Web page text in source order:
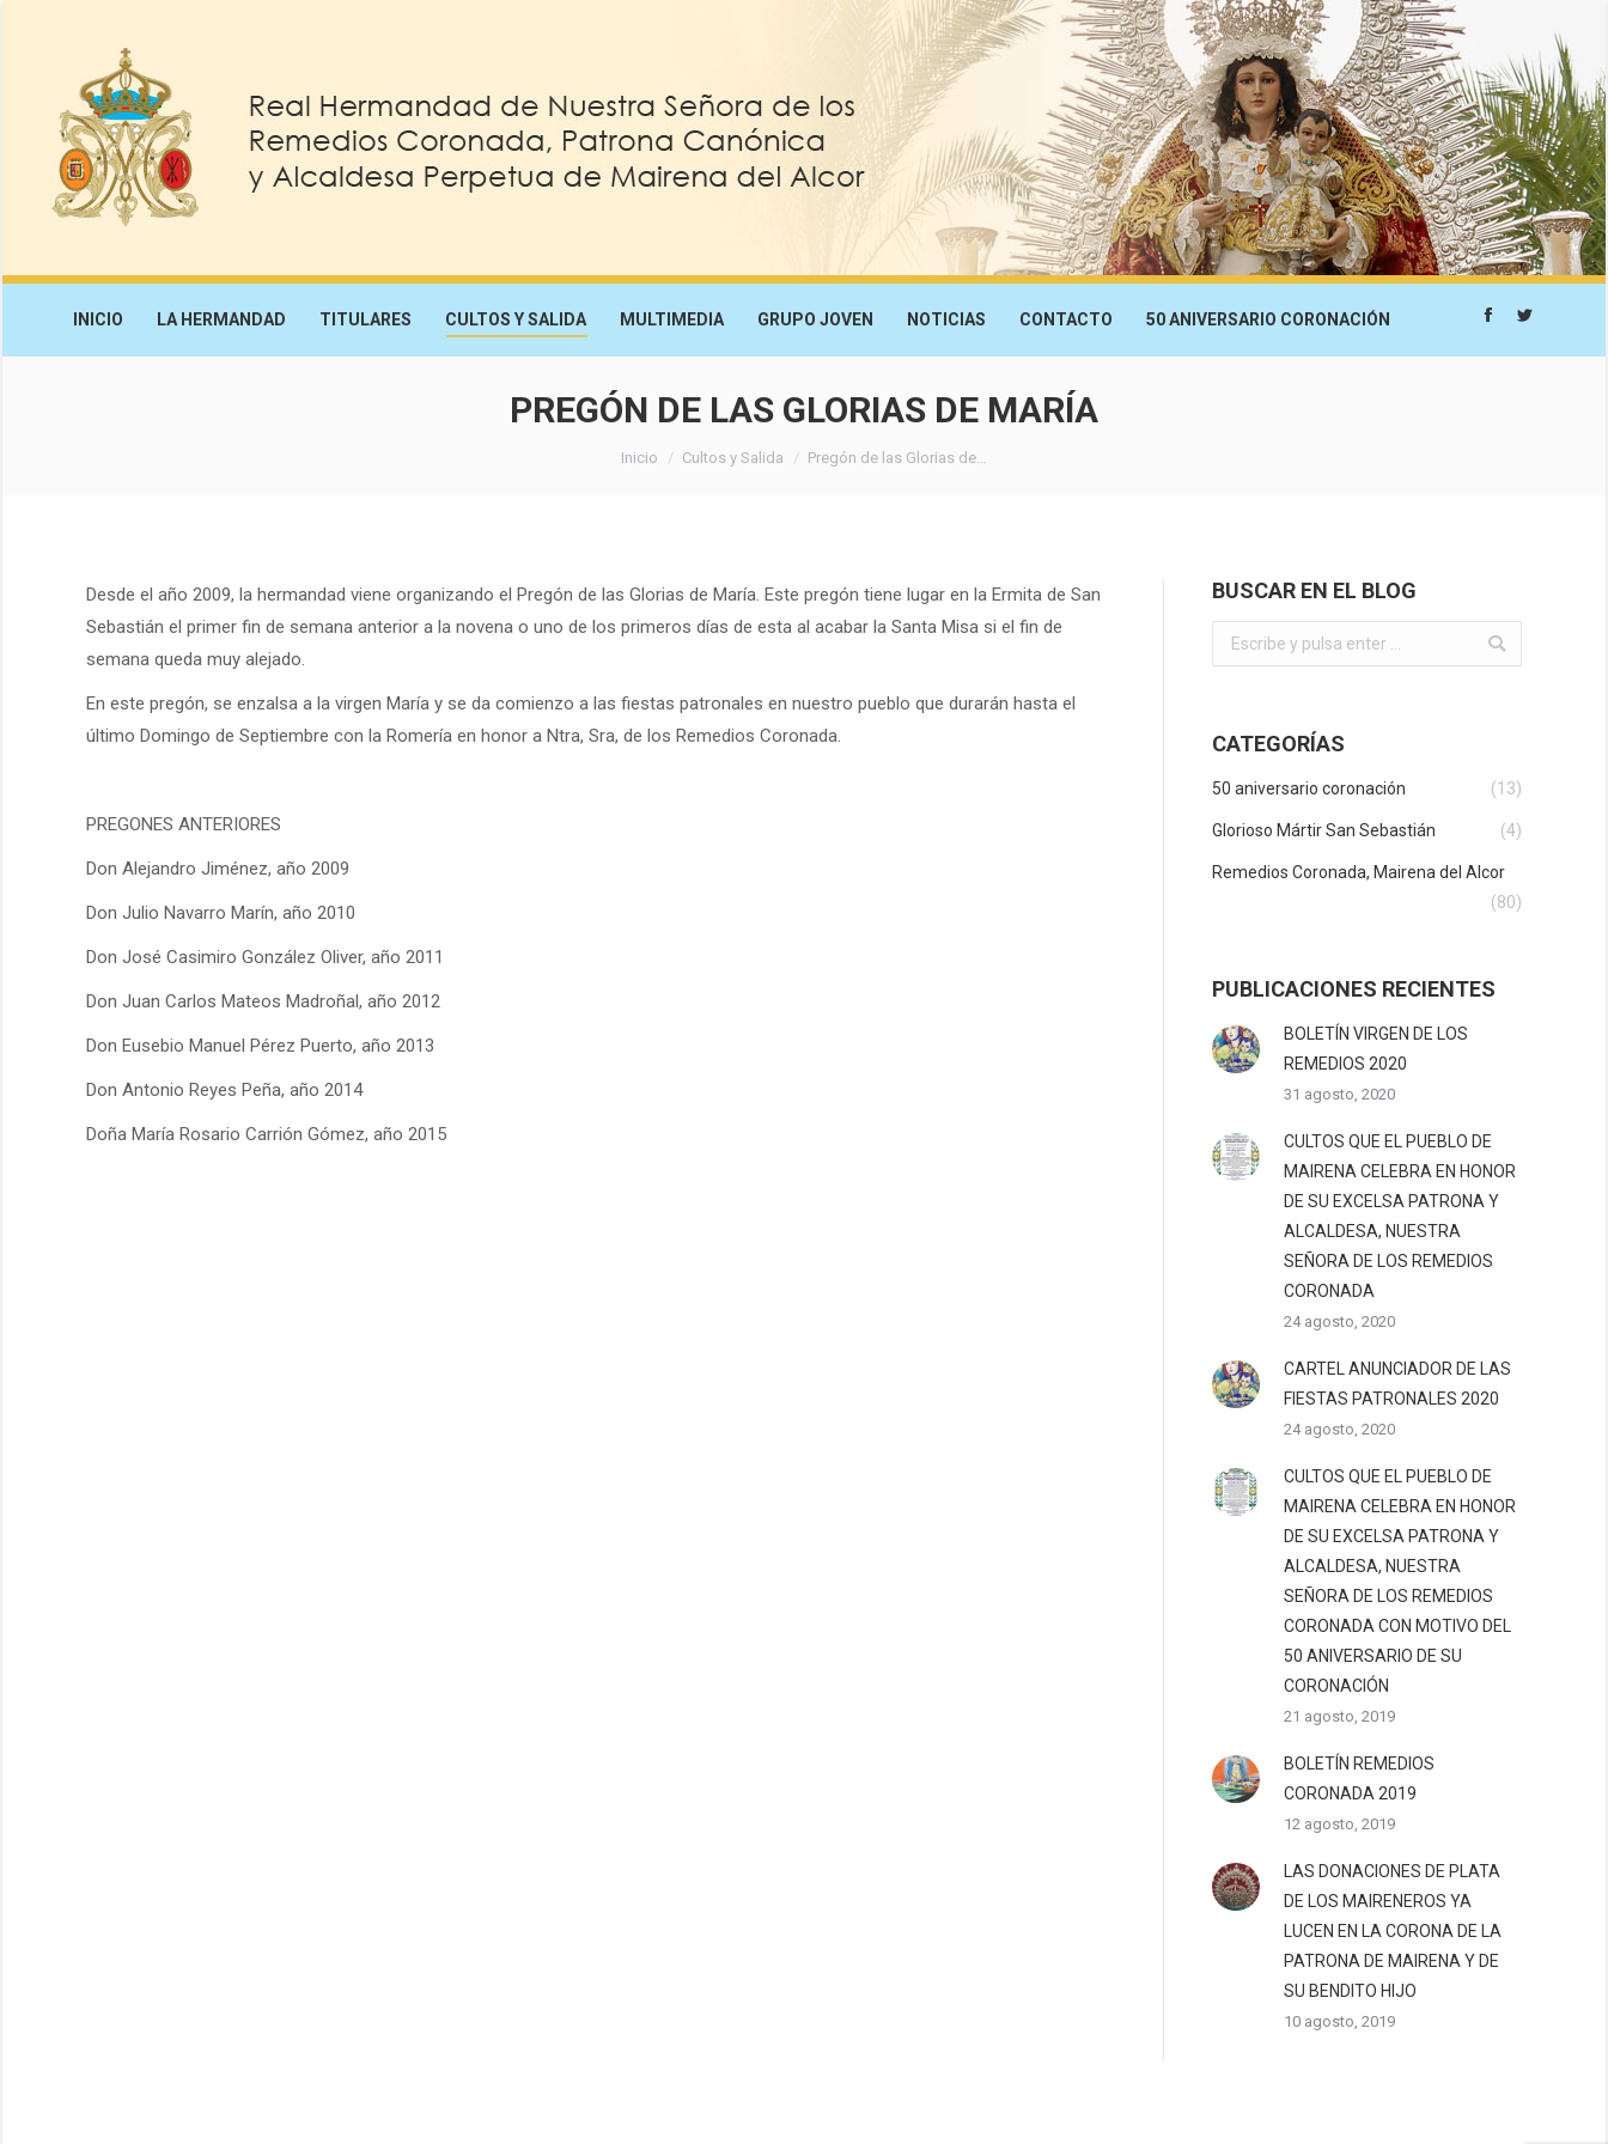
INICIO LA HERMANDAD TITULARES CULTOS Y SALIDA MULTIMEDIA GRUPO JOVEN NOTICIAS CONTACTO 50 ANIVERSARIO CORONACIÓN Facebook
Twitter
PREGÓN DE LAS GLORIAS DE MARÍA
Estás aquí:
Inicio Cultos y Salida Pregón de las Glorias de…
Desde el año 2009, la hermandad viene organizando el Pregón de las Glorias de María. Este pregón tiene lugar en la Ermita de San
Sebastián el primer fin de semana anterior a la novena o uno de los primeros días de esta al acabar la Santa Misa si el fin de
semana queda muy alejado.
En este pregón, se enzalsa a la virgen María y se da comienzo a las fiestas patronales en nuestro pueblo que durarán hasta el
último Domingo de Septiembre con la Romería en honor a Ntra, Sra, de los Remedios Coronada.
PREGONES ANTERIORES
Don Alejandro Jiménez, año 2009
Don Julio Navarro Marín, año 2010
Don José Casimiro González Oliver, año 2011
Don Juan Carlos Mateos Madroñal, año 2012
Don Eusebio Manuel Pérez Puerto, año 2013
Don Antonio Reyes Peña, año 2014
Doña María Rosario Carrión Gómez, año 2015
BUSCAR EN EL BLOG
Buscar:
CATEGORÍAS
50 aniversario coronación (13)
Glorioso Mártir San Sebastián (4)
Remedios Coronada, Mairena del Alcor
(80)
PUBLICACIONES RECIENTES
BOLETÍN VIRGEN DE LOS
REMEDIOS 2020
31 agosto, 2020
CULTOS QUE EL PUEBLO DE
MAIRENA CELEBRA EN HONOR
DE SU EXCELSA PATRONA Y
ALCALDESA, NUESTRA
SEÑORA DE LOS REMEDIOS
CORONADA
24 agosto, 2020
CARTEL ANUNCIADOR DE LAS
FIESTAS PATRONALES 2020
24 agosto, 2020
CULTOS QUE EL PUEBLO DE
MAIRENA CELEBRA EN HONOR
DE SU EXCELSA PATRONA Y
ALCALDESA, NUESTRA
SEÑORA DE LOS REMEDIOS
CORONADA CON MOTIVO DEL
50 ANIVERSARIO DE SU
CORONACIÓN
21 agosto, 2019
BOLETÍN REMEDIOS
CORONADA 2019
12 agosto, 2019
LAS DONACIONES DE PLATA
DE LOS MAIRENEROS YA
LUCEN EN LA CORONA DE LA
PATRONA DE MAIRENA Y DE
SU BENDITO HIJO
10 agosto, 2019